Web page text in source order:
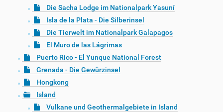
Die Sacha Lodge im Nationalpark Yasuní
Isla de la Plata - Die Silberinsel
Die Tierwelt im Nationalpark Galapagos
El Muro de las Lágrimas
Puerto Rico - El Yunque National Forest
Grenada - Die Gewürzinsel
Hongkong
Island
Vulkane und Geothermalgebiete in Island